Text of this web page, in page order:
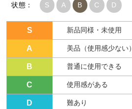
状態： S A B C D
S 新品同様・未使用
A 美品（使用感少ない）
B 普通に使用できる
C 使用感がある
D 難あり